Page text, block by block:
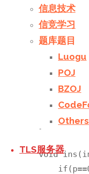
信息技术
信竞学习
题库题目
Luogu
POJ
BZOJ
Others
TLS服务器
void
int
    k=t;
void